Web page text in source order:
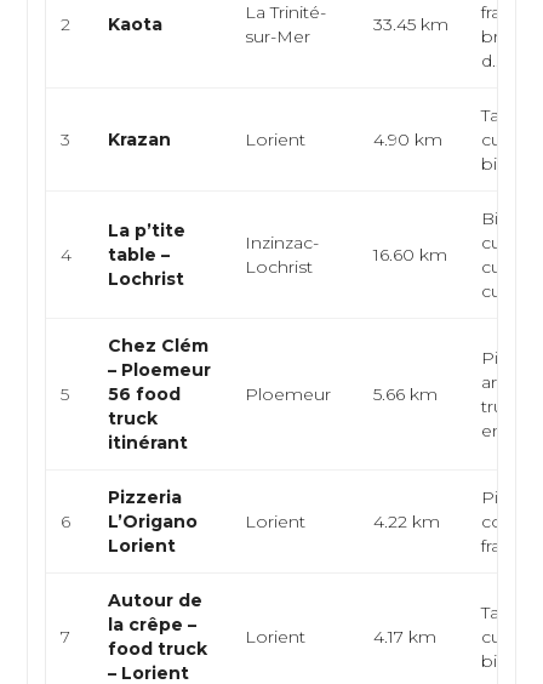
2 Kaota
La Trinité-
sur-Mer
33.45 km
d...
3 Krazan Lorient 4.90 km
Table
cuisine
4
La p’tite
table –
Lochrist
Inzinzac-
Lochrist
16.60 km
cuisine
cu...
5
Chez Clém
– Ploemeur
56 food
truck
itinérant
Ploemeur 5.66 km
truck,
6
Pizzeria
L’Origano
Lorient
Lorient 4.22 km
7
Autour de
la crêpe –
food truck
– Lorient
Lorient 4.17 km
Table
cuisine